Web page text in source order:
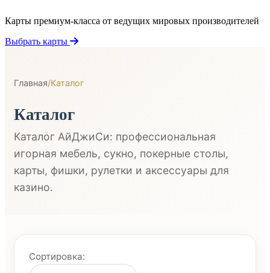
Карты премиум-класса от ведущих мировых производителей
Выбрать карты
Главная/Каталог
Каталог
Каталог АйДжиСи: профессиональная
игорная мебель, сукно, покерные столы,
карты, фишки, рулетки и аксессуары для
казино.
Сортировка: